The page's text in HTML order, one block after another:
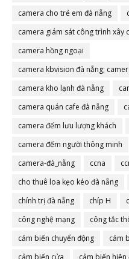
camera cho trẻ em đà nẵng
camera giám sát công trình xây
camera hồng ngoại
camera kbvision đà nẵng;
camera đà nẵng
camera kho lạnh đà nẵng
camera quán cafe đà nẵng
camera đếm lưu lượng khách
camera đếm người thông minh
camera-đà_nẵng
ccna
cho thuê loa kẹo kéo đà nẵng
chính trị đà nẵng
chíp H
công nghệ mạng
công tắc
cảm biến chuyển động
cảm
cảm biến cửa
cảm biến